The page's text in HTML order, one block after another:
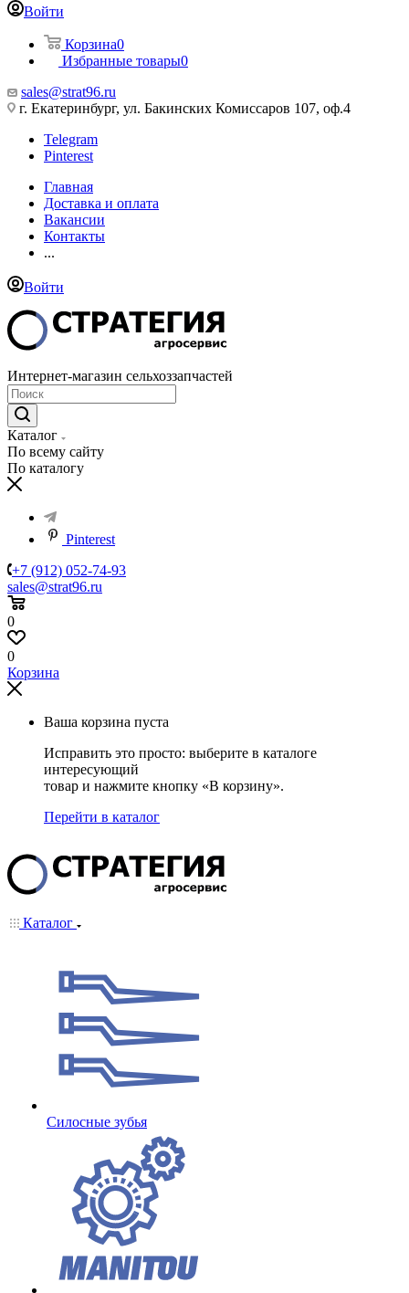
Войти
Корзина0
Избранные товары0
sales@strat96.ru
г. Екатеринбург, ул. Бакинских Комиссаров 107, оф.4
Telegram
Pinterest
Главная
Доставка и оплата
Вакансии
Контакты
...
Войти
Интернет-магазин сельхоззапчастей
Каталог
По всему сайту
По каталогу
Pinterest
+7 (912) 052-74-93
sales@strat96.ru
0
0
Корзина
Ваша корзина пуста
Исправить это просто: выберите в каталоге
интересующий
товар и нажмите кнопку «В корзину».
Перейти в каталог
Каталог
Cилосные зубья